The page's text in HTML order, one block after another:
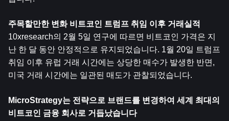
주목할만한 변화 비트코인 트럼프 취임 이후 거래실적
10xresearch의 2월 5일 연구에 따르면 비트코인 ​​가격은 지
난 한 달 동안 안정적으로 유지되었습니다. 1월 20일 트럼프
취임 이후 유럽 거래 시간에는 상당한 매수가 발생한 반면,
미국 거래 시간에는 일관된 매도가 관찰되었습니다.
MicroStrategy는 전략으로 브랜드를 변경하여 세계 최대의
비트코인 ​​금융 회사로 거듭났습니다